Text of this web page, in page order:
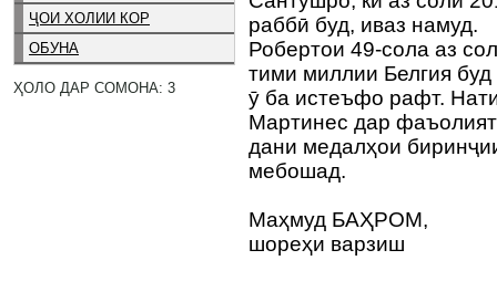
ҶОИ ХОЛИИ КОР
ОБУНА
ҲОЛО ДАР СОМОНА: 3
раббӣ буд, иваз намуд.
Робертои 49-сола аз
тими миллии Белгия
ӯ ба истеъфо рафт.
Мартинес дар
дани медалҳои
мебошад.
Маҳмуд БАҲРОМ,
шореҳи варзиш